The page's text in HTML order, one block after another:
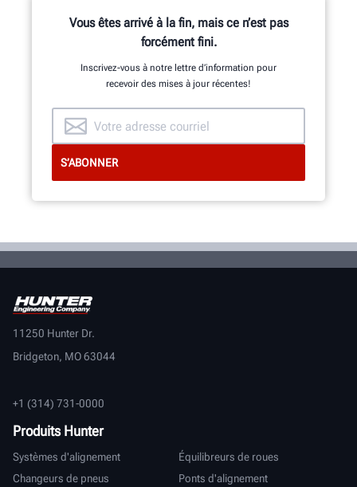
Vous êtes arrivé à la fin, mais ce n’est pas
forcément fini.
Inscrivez-vous à notre lettre d’information pour
recevoir des mises à jour récentes!
11250 Hunter Dr.
Bridgeton, MO 63044
+1 (314) 731-0000
Produits Hunter
Systèmes d'alignement
Équilibreurs de roues
Changeurs de pneus
Ponts d'alignement